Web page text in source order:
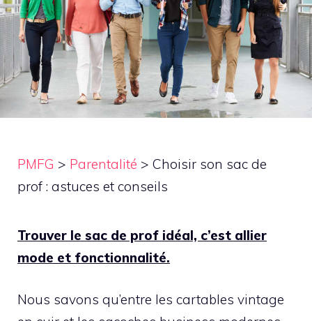
PMFG > Parentalité > Choisir son sac de
prof : astuces et conseils
Trouver le sac de prof idéal, c’est allier
mode et fonctionnalité.
Nous savons qu’entre les cartables vintage